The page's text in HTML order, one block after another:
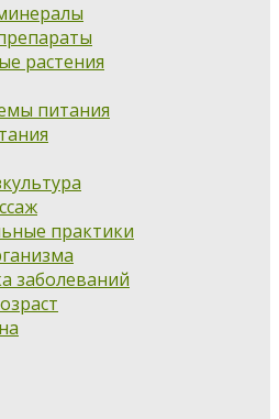
растения
питания
практики
заболеваний